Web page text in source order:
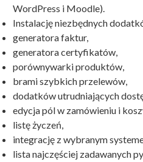
WordPress i Moodle).
Instalację niezbędnych
generatora faktur,
generatora certyfikatów,
porównywarki produktów,
brami szybkich przelewów,
dodatków utrudniających
edycja pól w zamówieniu i
listę życzeń,
integrację z wybranym
lista najczęściej zadawanych